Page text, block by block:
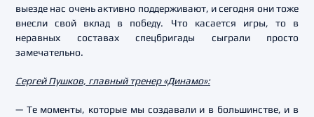
выезде нас очень активно поддерживают, и сегодня они тоже
внесли свой вклад в победу. Что касается игры, то в
неравных составах спецбригады сыграли просто
замечательно.
Сергей Пушков, главный тренер «Динамо»:
— Те моменты, которые мы создавали и в большинстве, и в